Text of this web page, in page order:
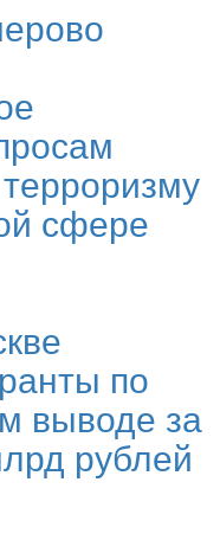
сфере
по
выводе за
рублей